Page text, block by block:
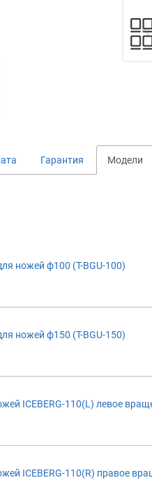
Гарантия Модели
ножей ф100 (T-BGU-100)
ножей ф150 (T-BGU-150)
ICEBERG-110(L) левое
ICEBERG-110(R) правое